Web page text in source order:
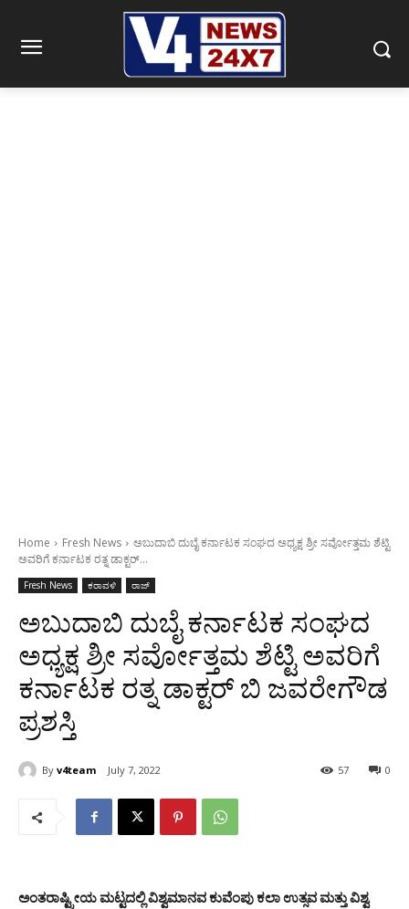
Home Fresh News
ಅಬುದಾಬಿ ದುಬೈ ಕರ್ನಾಟಕ ಸಂಘದ ಅಧ್ಯಕ್ಷ ಶ್ರೀ ಸರ್ವೋತ್ತಮ ಶೆಟ್ಟಿ
ಅವರಿಗೆ ಕರ್ನಾಟಕ ರತ್ನ ಡಾಕ್ಟರ್...
Fresh News ಕರಾವಳಿ ರಾಜ್
ಅಬುದಾಬಿ ದುಬೈ ಕರ್ನಾಟಕ ಸಂಘದ
ಅಧ್ಯಕ್ಷ ಶ್ರೀ ಸರ್ವೋತ್ತಮ ಶೆಟ್ಟಿ ಅವರಿಗೆ
ಕರ್ನಾಟಕ ರತ್ನ ಡಾಕ್ಟರ್ ಬಿ ಜವರೇಗೌಡ
ಪ್ರಶಸ್ತಿ
By v4team July 7, 2022 0
57
ಅಂತರಾಷ್ಟ್ರೀಯ ಮಟ್ಟದಲ್ಲಿ ವಿಶ್ವಮಾನವ ಕುವೆಂಪು ಕಲಾ ಉತ್ಸವ ಮತ್ತು ವಿಶ್ವ